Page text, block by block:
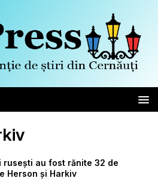
rusești au fost rănite 32 de
Herson și Harkiv